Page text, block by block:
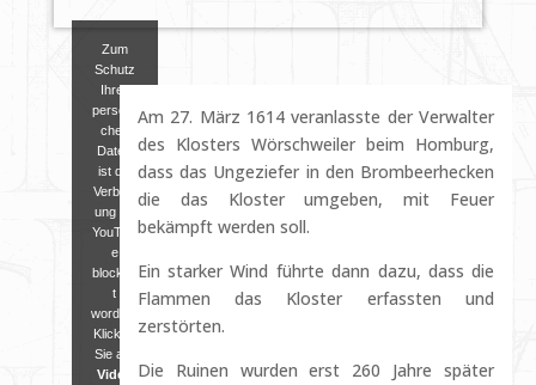
Am 27. März 1614 veranlasste der Verwalter
des Klosters Wörschweiler beim Homburg,
dass das Ungeziefer in den Brombeerhecken
die das Kloster umgeben, mit Feuer
bekämpft werden soll.
Ein starker Wind führte dann dazu, dass die
Flammen das Kloster erfassten und
zerstörten.
Die Ruinen wurden erst 260 Jahre später
Zum
Schutz
Ihrer
persönli
chen
Daten
ist die
Verbind
ung zu
YouTub
e
blockier
t
worden.
Klicken
Sie auf
Video